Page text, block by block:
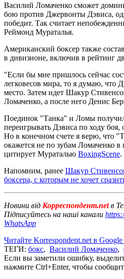
Василий Ломаченко сможет
бою против Джервонты Дэвиса,
победит. Так считает
Реймонд Мураталья.
Американский боксер также
в дивизионе, включив в рейтинг
"Если бы мне пришлось сейчас
легковесов мира, то я думаю, что
место. Затем идет Шакур
Ломаченко, а после него Денис
Поединок "Танка" и Ломы
переигрывать Дэвиса по ходу боя,
Но в конечном счете я верю, что
окажется не по зубам Ломаченко в
цитирует Мураталью BoxingScene.
Напомним, ранее Шакур
боксера, с которым не хочет
Новини від Корреспондент.netв
Підписуйтесь на наші канали
WhatsApp
Читайте Korrespondent.net в
ТЕГИ: бокс, Василий Ломаченко,
Если вы заметили ошибку,
нажмите Ctrl+Enter, чтобы